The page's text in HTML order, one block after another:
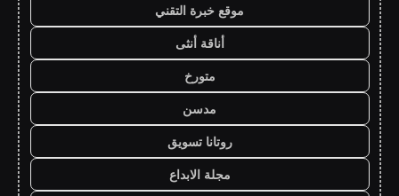
موقع خبرة التقني
أناقة أنثى
متورخ
مدسن
روتانا تسويق
مجلة الابداع